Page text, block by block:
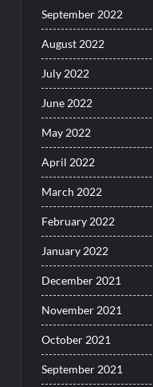
September 2022
August 2022
July 2022
June 2022
May 2022
April 2022
March 2022
February 2022
January 2022
December 2021
November 2021
October 2021
September 2021